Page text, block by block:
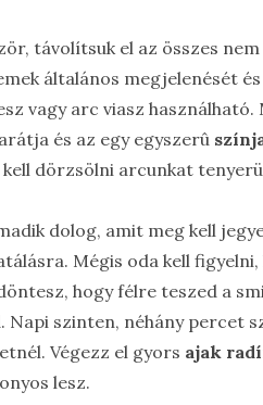
távolítsuk el az összes
általános megjelenését
vagy arc viasz
és az egy egyszerû
kell dörzsölni arcunkat
dolog, amit meg kell
Mégis oda kell
hogy félre teszed a
Napi szinten, néhány percet
Végezz el gyors ajak
lesz.